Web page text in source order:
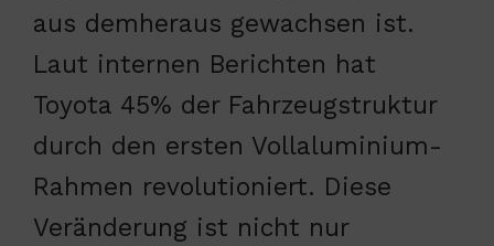
aus demheraus gewachsen ist.
Laut internen Berichten hat
Toyota 45% der Fahrzeugstruktur
durch den ersten Vollaluminium-
Rahmen revolutioniert. Diese
Veränderung ist nicht nur